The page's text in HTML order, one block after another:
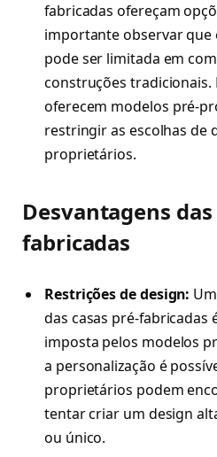
fabricadas ofereçam
importante observar que
pode ser limitada em
construções tradicionais.
oferecem modelos pré-
restringir as escolhas de
proprietários.
Desvantagens
fabricadas
Restrições de design:
das casas pré-fabricadas
imposta pelos modelos
a personalização é
proprietários podem
tentar criar um design
ou único.